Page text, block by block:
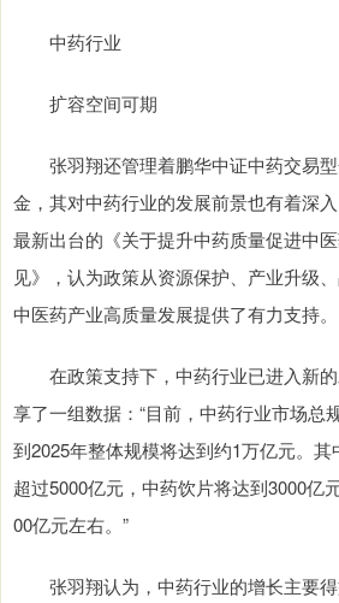
中药行业
扩容空间可期
张羽翔还管理着鹏华中证中药交易型
金，其对中药行业的发展前景也有着深
最新出台的《关于提升中药质量促进中
见》，认为政策从资源保护、产业升级
中医药产业高质量发展提供了有力支持。
在政策支持下，中药行业已进入新的
享了一组数据：“目前，中药行业市场总
到2025年整体规模将达到约1万亿元。
超过5000亿元，中药饮片将达到3000亿
00亿元左右。”
张羽翔认为，中药行业的增长主要得